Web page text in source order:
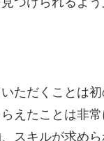
ただくことは
えたことは非
スキルが求め